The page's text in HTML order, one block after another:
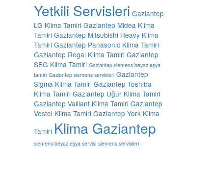
Yetkili Servisleri Gaziantep
LG Klima Tamiri Gaziantep Midea Klima
Tamiri Gaziantep Mitsubishi Heavy Klima
Tamiri Gaziantep Panasonic Klima Tamiri
Gaziantep Regal Klima Tamiri Gaziantep
SEG Klima Tamiri Gaziantep siemens beyaz eşya
tamiri Gaziantep siemens servisleri Gaziantep
Sigma Klima Tamiri Gaziantep Toshiba
Klima Tamiri Gaziantep Uğur Klima Tamiri
Gaziantep Vaillant Klima Tamiri Gaziantep
Vestel Klima Tamiri Gaziantep York Klima
Tamiri Klima Gaziantep
siemens beyaz eşya servisi siemens servisleri